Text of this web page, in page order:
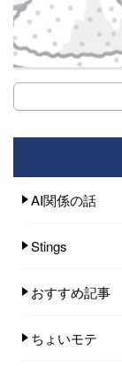
AI関係の話
Stings
おすすめ記事
ちょいモテ